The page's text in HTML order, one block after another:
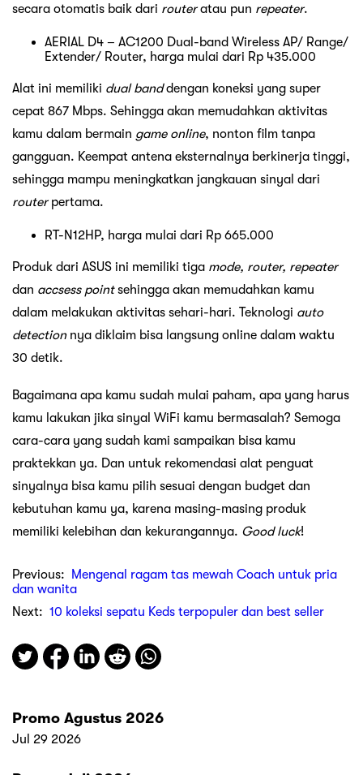
secara otomatis baik dari routeratau pun repeater.
AERIAL D4 – AC1200 Dual-band Wireless AP/ Range/
Extender/ Router, harga mulai dari Rp 435.000
Alat ini memiliki dual banddengan koneksi yang super
cepat 867 Mbps. Sehingga akan memudahkan aktivitas
kamu dalam bermain game online, nonton film tanpa
gangguan. Keempat antena eksternalnya berkinerja tinggi,
sehingga mampu meningkatkan jangkauan sinyal dari
routerpertama.
RT-N12HP, harga mulai dari Rp 665.000
Produk dari ASUS ini memiliki tiga mode, router, repeater
dan accsess pointsehingga akan memudahkan kamu
dalam melakukan aktivitas sehari-hari. Teknologi auto
detectionnya diklaim bisa langsung online dalam waktu
30 detik.
Bagaimana apa kamu sudah mulai paham, apa yang harus
kamu lakukan jika sinyal WiFi kamu bermasalah? Semoga
cara-cara yang sudah kami sampaikan bisa kamu
praktekkan ya. Dan untuk rekomendasi alat penguat
sinyalnya bisa kamu pilih sesuai dengan budget dan
kebutuhan kamu ya, karena masing-masing produk
memiliki kelebihan dan kekurangannya. Good luck!
Previous:
Mengenal ragam tas mewah Coach untuk pria
dan wanita
Next: 10 koleksi sepatu Keds terpopuler dan best seller
Promo Agustus 2026
Jul 29 2026